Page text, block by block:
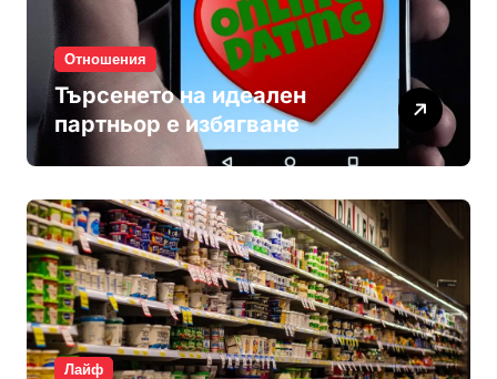
Отношения
Търсенето на идеален
партньор е избягване
Лайф